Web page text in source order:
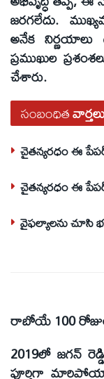
జరగలేదు.
అనేక
ప్రముఖుల
చేశారు.
సంబంధిత
చైతన్యరధం ఈ
చైతన్యరధం ఈ
వైఫల్యాలను చూసి
రాబోయే 100
2019లో జగన్‌
పూర్తిగా